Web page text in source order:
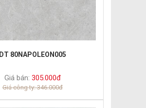
DT 80NAPOLEON005
Giá bán: 305.000đ
Giá công ty: 346.000đ